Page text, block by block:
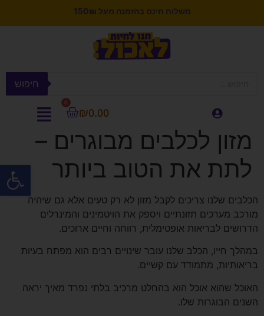
פתח
משלוח חינם בהזמנה מעל 150₪
חיפוש
₪0.00
0
מזון לכלבים מבוגרים –
לתת את הטוב ביותר
הכלבים שלנו צריכים לקבל מזון לא רק טעים אלא גם שיהיה
מורכב מערכים תזונתיים ויספק את הויטמינים והמינרלים
הדרושים לבריאות אופטימלית, רווחה וחיים ארוכים.
במהלך חייו, הכלב שלנו עובר שינויים רבים הוא מפתח בעיות
בריאותיות, מתמודד עם קשיים.
האוכל שהוא אוכל הוא בהחלט מרכיב בלתי נפרד מאיך יראה
השנים הבוגרות שלו.